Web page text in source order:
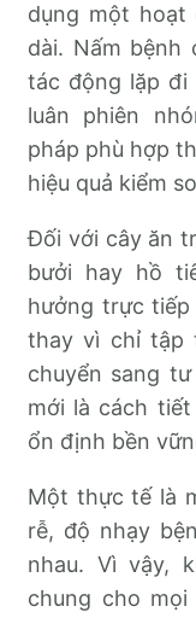
dụng một
dài. Nấm bệnh
tác động lặp đi
luân phiên
pháp phù hợp
hiệu quả kiểm
Đối với cây ăn
bưởi hay hồ
hưởng trực
thay vì chỉ tập
chuyển sang
mới là cách
ổn định bền
Một thực tế là
rễ, độ nhạy
nhau. Vì vậy,
chung cho